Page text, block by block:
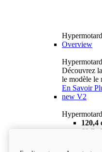
Hypermotard
Overview
Découvrez
le modèle le
En Savoir
new V2
120,4
69 lb-ft
18 895 $